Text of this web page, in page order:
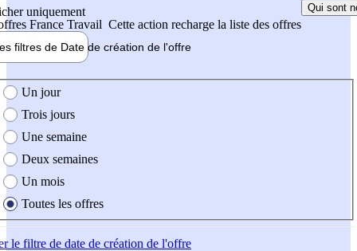
uniquement
France Travail Cette action recharge la liste des offres
Qui sont
filtres de Date de création de l'offre
création de l'offre
Un jour
Trois jours
Une semaine
Deux semaines
Un mois
Toutes les offres
le filtre de date de création de l'offre